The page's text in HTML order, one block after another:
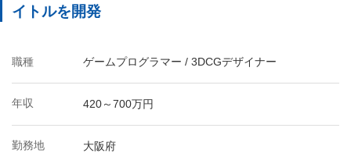
イトルを開発
職種 ゲームプログラマー / 3DCGデザイナー
年収 420～700万円
勤務地 大阪府